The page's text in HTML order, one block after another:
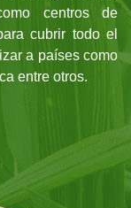
centros de
cubrir todo el
a países como
entre otros.